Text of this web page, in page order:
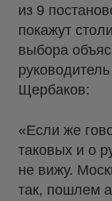
из 9
покажут
выбора
Щербаков:
«Если же
таковых и о
не вижу.
так, пошлем